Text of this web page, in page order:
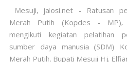
Mesuji, jalosi.net - Ratusan
Merah Putih (Kopdes - MP),
mengikuti kegiatan pelatihan
sumber daya manusia (SDM)
Merah Putih. Bupati Mesuji Hj.